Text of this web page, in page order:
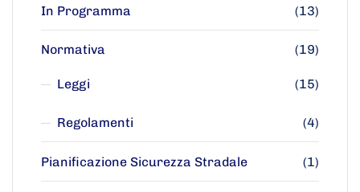
In Programma (13)
Normativa (19)
Leggi (15)
Regolamenti (4)
Pianificazione Sicurezza Stradale (1)